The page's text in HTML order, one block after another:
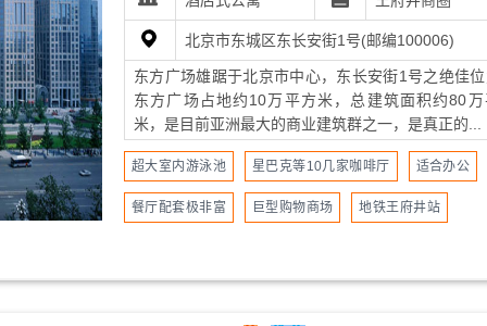
北京市东城区东长安街1号(邮编100006)
东方广场雄踞于北京市中心，东长安街1号之绝佳
东方广场占地约10万平方米，总建筑面积约80万
米，是目前亚洲最大的商业建筑群之一，是真正的...
超大室内游泳池 星巴克等10几家咖啡厅 适合办公
餐厅配套极非富 巨型购物商场 地铁王府井站